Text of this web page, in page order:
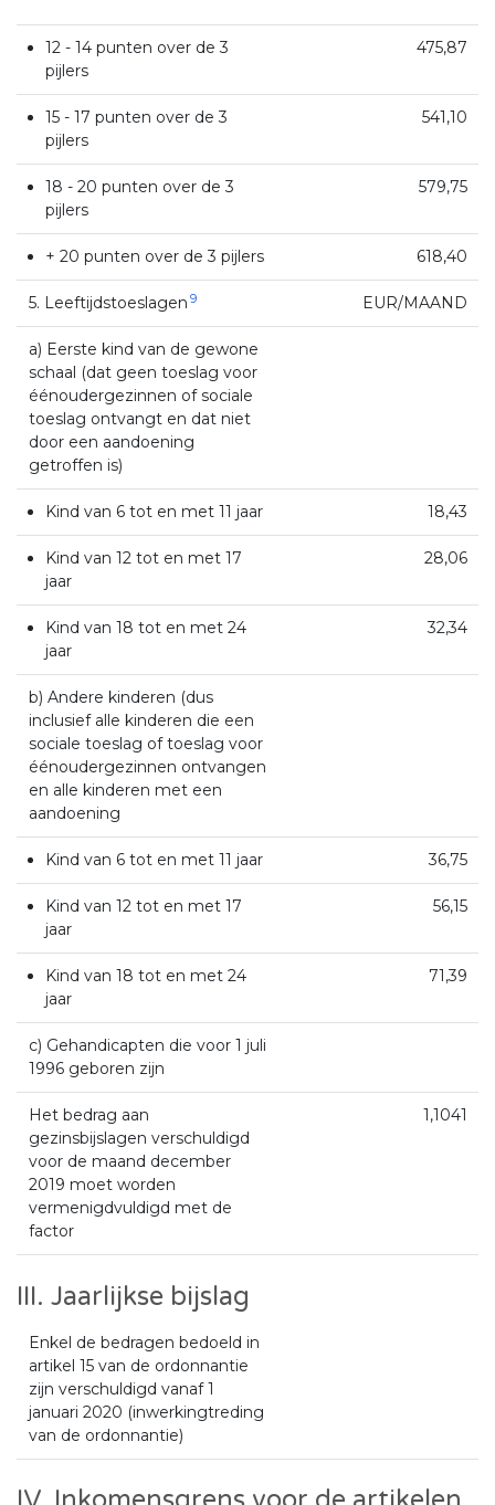
12 - 14 punten over de 3
pijlers
475,87
15 - 17 punten over de 3
pijlers
541,10
18 - 20 punten over de 3
pijlers
579,75
+ 20 punten over de 3 pijlers 618,40
5. Leeftijdstoeslagen 9 EUR/MAAND
a) Eerste kind van de gewone
schaal (dat geen toeslag voor
éénoudergezinnen of sociale
toeslag ontvangt en dat niet
door een aandoening
getroffen is)
Kind van 6 tot en met 11 jaar 18,43
Kind van 12 tot en met 17
jaar
28,06
Kind van 18 tot en met 24
jaar
32,34
b) Andere kinderen (dus
inclusief alle kinderen die een
sociale toeslag of toeslag voor
éénoudergezinnen ontvangen
en alle kinderen met een
aandoening
Kind van 6 tot en met 11 jaar 36,75
Kind van 12 tot en met 17
jaar
56,15
Kind van 18 tot en met 24
jaar
71,39
c) Gehandicapten die voor 1 juli
1996 geboren zijn
Het bedrag aan
gezinsbijslagen verschuldigd
voor de maand december
2019 moet worden
vermenigdvuldigd met de
factor
1,1041
III. Jaarlijkse bijslag
Enkel de bedragen bedoeld in
artikel 15 van de ordonnantie
zijn verschuldigd vanaf 1
januari 2020 (inwerkingtreding
van de ordonnantie)